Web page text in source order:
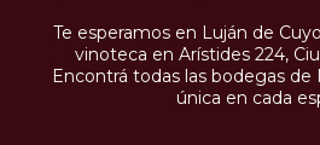
Te esperamos en Luján de
vinoteca en Arístides 224,
Encontrá todas las bodegas de
única en cada